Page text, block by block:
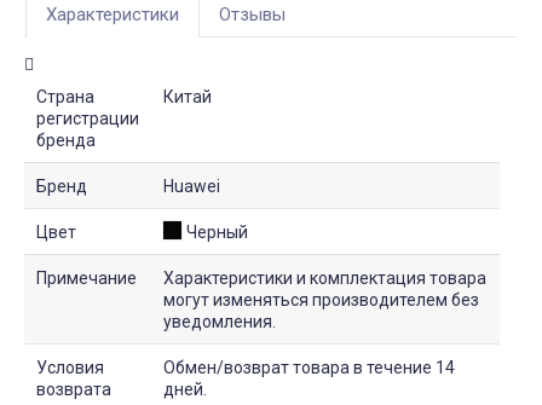
Характеристики Отзывы
Страна
регистрации
бренда
Китай
Бренд Huawei
Цвет Черный
Примечание
Характеристики и комплектация товара
могут изменяться производителем без
уведомления.
Условия
возврата
Обмен/возврат товара в течение 14
дней.